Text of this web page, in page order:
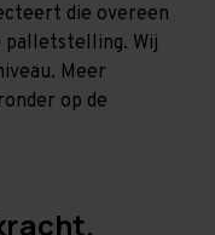
die overeen
palletstelling. Wij
Meer
op de